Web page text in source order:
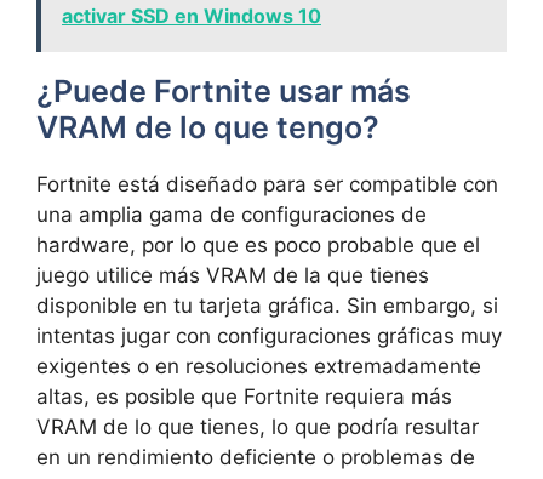
activar SSD en Windows 10
¿Puede Fortnite usar más
VRAM de lo que tengo?
Fortnite está diseñado para ser compatible con
una amplia gama de configuraciones de
hardware, por lo que es poco probable que el
juego utilice más VRAM de la que tienes
disponible en tu tarjeta gráfica. Sin embargo, si
intentas jugar con configuraciones gráficas muy
exigentes o en resoluciones extremadamente
altas, es posible que Fortnite requiera más
VRAM de lo que tienes, lo que podría resultar
en un rendimiento deficiente o problemas de